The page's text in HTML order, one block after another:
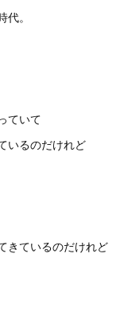
。
ていて
いるのだけれど
きているのだけれど